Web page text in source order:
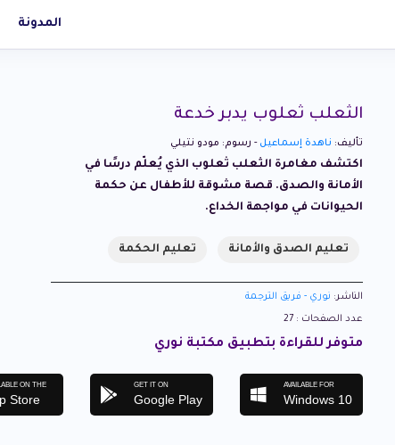
المدونة
الثعلب ثعلوب يدبر خدعة
تأليف: ناهدة إسماعيل - رسوم: مودو نتيلي
اكتشف مغامرة الثعلب ثعلوب الذي يُعلّم درسًا في
الأمانة والصدق. قصة مشوقة للأطفال عن حكمة
الحيوانات في مواجهة الخداع.
تعليم الصدق والأمانة تعليم الحكمة
الناشر: نوري - فريق الترجمة
عدد الصفحات : 27
متوفر للقراءة بتطبيق مكتبة نوري
ON THE
Store
GET IT ON
Google Play
AVAILABLE FOR
Windows 10